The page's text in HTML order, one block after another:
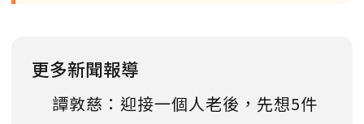
更多新聞報導
譚敦慈：迎接一個人老後，先想5件